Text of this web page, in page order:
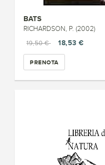
BATS
RICHARDSON, P. (2002)
19,50 €
18,53 €
PRENOTA